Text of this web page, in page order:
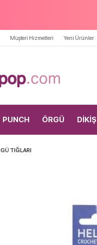
Müşteri Hizmetleri Yeni Ürünler
PUNCH ÖRGÜ DİKİŞ
TIĞLARI